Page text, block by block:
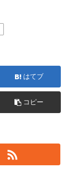
はてブ
コピー